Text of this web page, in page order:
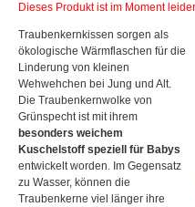
Dieses Produkt ist im Moment
Traubenkernkissen sorgen als
ökologische Wärmflaschen für die
Linderung von kleinen
Wehwehchen bei Jung und Alt.
Die Traubenkernwolke von
Grünspecht ist mit ihrem
besonders weichem
Kuschelstoff speziell für Babys
entwickelt worden. Im Gegensatz
zu Wasser, können die
Traubenkerne viel länger ihre